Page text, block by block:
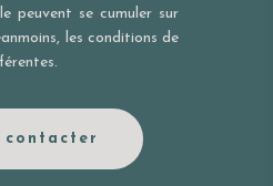
peuvent se cumuler sur
les conditions de
contacter